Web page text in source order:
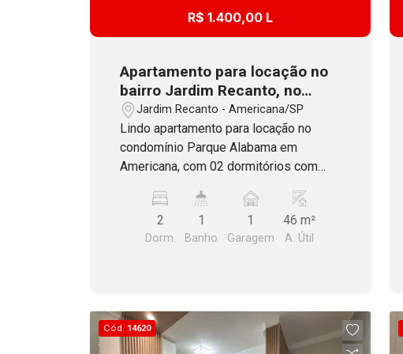
R$ 1.400,00 L
Apartamento para locação no
bairro Jardim Recanto, no
condomínio Parque Alabama
em Americana, SP
Jardim Recanto - Americana/SP
Lindo apartamento para locação no
condomínio Parque Alabama em
Americana, com 02 dormitórios com
ambientes com painel e rack para tv, 01
banheiro com box, espelho e gabinete
planejado, cozinha completa de
banheiro no porcelanato. O condomínio
oferece portaria, jardins, área de
2
Dorm.
1
Banho
1
Garagem
46 m²
A. Útil
Cód. 14620